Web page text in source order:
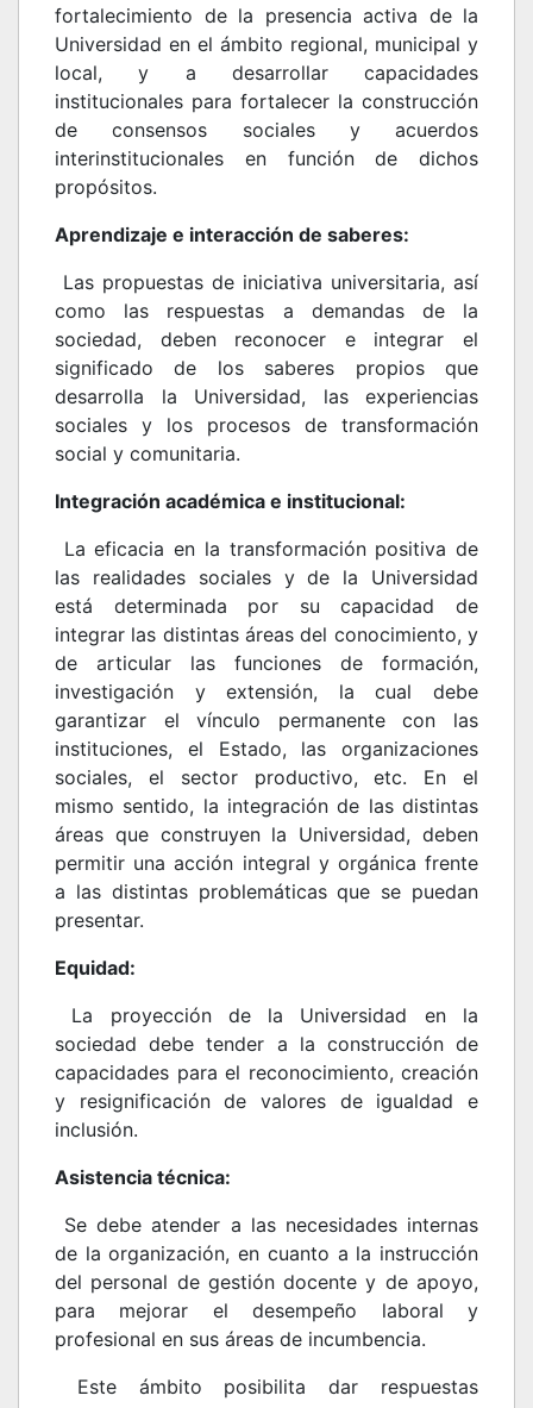
fortalecimiento de la presencia activa de la
Universidad en el ámbito regional, municipal y
local, y a desarrollar capacidades
institucionales para fortalecer la construcción
de consensos sociales y acuerdos
interinstitucionales en función de dichos
propósitos.
Aprendizaje e interacción de saberes:
Las propuestas de iniciativa universitaria, así
como las respuestas a demandas de la
sociedad, deben reconocer e integrar el
significado de los saberes propios que
desarrolla la Universidad, las experiencias
sociales y los procesos de transformación
social y comunitaria.
Integración académica e institucional:
La eficacia en la transformación positiva de
las realidades sociales y de la Universidad
está determinada por su capacidad de
integrar las distintas áreas del conocimiento, y
de articular las funciones de formación,
investigación y extensión, la cual debe
garantizar el vínculo permanente con las
instituciones, el Estado, las organizaciones
sociales, el sector productivo, etc. En el
mismo sentido, la integración de las distintas
áreas que construyen la Universidad, deben
permitir una acción integral y orgánica frente
a las distintas problemáticas que se puedan
presentar.
Equidad:
La proyección de la Universidad en la
sociedad debe tender a la construcción de
capacidades para el reconocimiento, creación
y resignificación de valores de igualdad e
inclusión.
Asistencia técnica:
Se debe atender a las necesidades internas
de la organización, en cuanto a la instrucción
del personal de gestión docente y de apoyo,
para mejorar el desempeño laboral y
profesional en sus áreas de incumbencia.
Este ámbito posibilita dar respuestas